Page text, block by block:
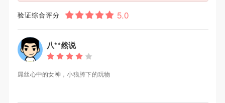
验证综合评分
八**然说
屌丝心中的女神，小狼胯下的玩物